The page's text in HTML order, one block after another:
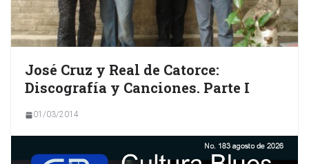
José Cruz y Real de Catorce:
Discografía y Canciones. Parte I
01/03/2014